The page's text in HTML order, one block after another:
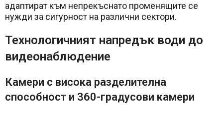
адаптират към непрекъснато променящите се
нужди за сигурност на различни сектори.
Технологичният напредък води до
видеонаблюдение
Камери с висока разделителна
способност и 360-градусови камери